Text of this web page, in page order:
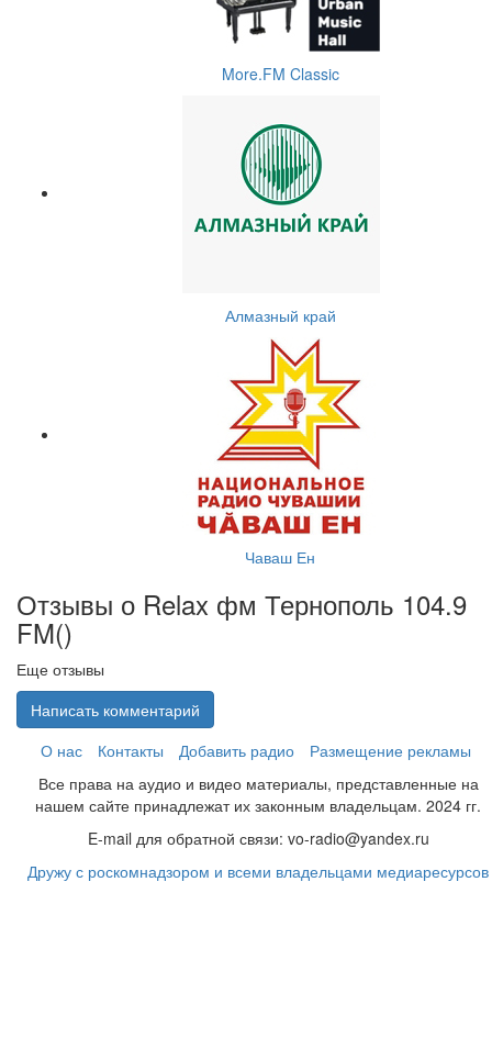
More.FM Classic
Алмазный край
Чаваш Ен
Отзывы о Relax фм Тернополь 104.9
FM()
Еще отзывы
Написать комментарий
О нас
Контакты Добавить радио
Размещение рекламы
Все права на аудио и видео материалы, представленные на
нашем сайте принадлежат их законным владельцам. 2024 гг.
E-mail для обратной связи: vo-radio@yandex.ru
Дружу с роскомнадзором и всеми владельцами медиаресурсов